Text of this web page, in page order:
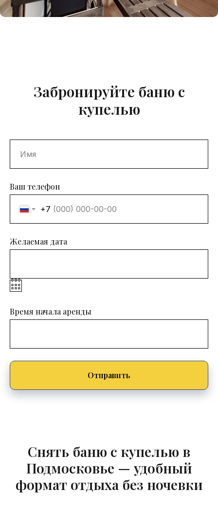
Забронируйте баню с
купелью
Ваш телефон
+7
Желаемая дата
Время начала аренды
Отправить
Снять баню с купелью в
Подмосковье — удобный
формат отдыха без ночевки